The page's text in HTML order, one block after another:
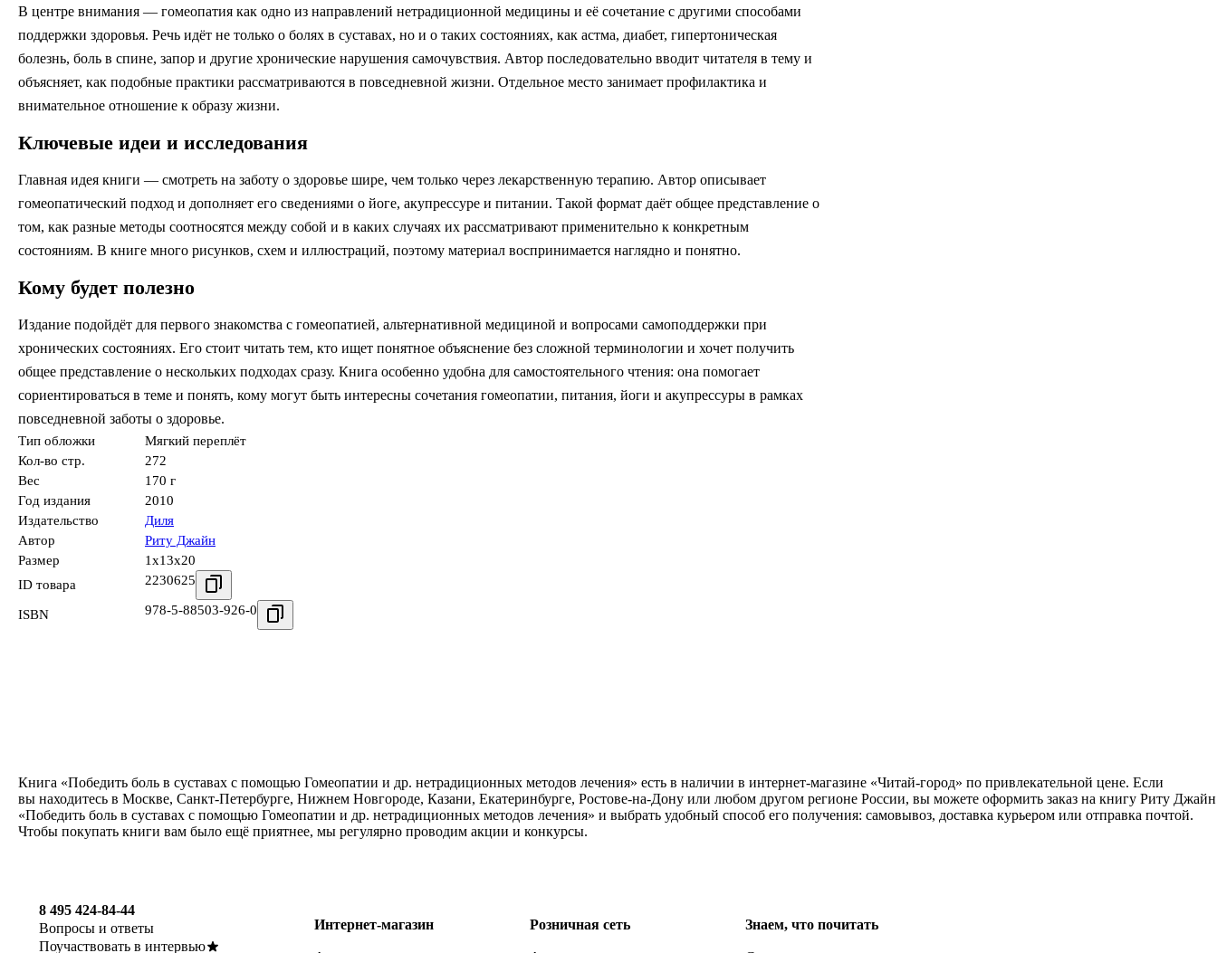
В центре внимания — гомеопатия как одно из направлений нетрадиционной медицины и её сочетание с другими способами
поддержки здоровья. Речь идёт не только о болях в суставах, но и о таких состояниях, как астма, диабет, гипертоническая
болезнь, боль в спине, запор и другие хронические нарушения самочувствия. Автор последовательно вводит читателя в тему и
объясняет, как подобные практики рассматриваются в повседневной жизни. Отдельное место занимает профилактика и
внимательное отношение к образу жизни.
Ключевые идеи и исследования
Главная идея книги — смотреть на заботу о здоровье шире, чем только через лекарственную терапию. Автор описывает
гомеопатический подход и дополняет его сведениями о йоге, акупрессуре и питании. Такой формат даёт общее представление о
том, как разные методы соотносятся между собой и в каких случаях их рассматривают применительно к конкретным
состояниям. В книге много рисунков, схем и иллюстраций, поэтому материал воспринимается наглядно и понятно.
Кому будет полезно
Издание подойдёт для первого знакомства с гомеопатией, альтернативной медициной и вопросами самоподдержки при
хронических состояниях. Его стоит читать тем, кто ищет понятное объяснение без сложной терминологии и хочет получить
общее представление о нескольких подходах сразу. Книга особенно удобна для самостоятельного чтения: она помогает
сориентироваться в теме и понять, кому могут быть интересны сочетания гомеопатии, питания, йоги и акупрессуры в рамках
повседневной заботы о здоровье.
Тип обложки
Мягкий переплёт
Кол-во стр.
272
Вес
170 г
Год издания
2010
Издательство
Диля
Автор
Риту Джайн
Размер
1x13x20
ID товара
2230625
ISBN 978-5-88503-926-0
Книга «Победить боль в суставах с помощью Гомеопатии и др. нетрадиционных методов лечения» есть в наличии в интернет-магазине «Читай-город» по привлекательной цене. Если
вы находитесь в Москве, Санкт-Петербурге, Нижнем Новгороде, Казани, Екатеринбурге, Ростове-на-Дону или любом другом регионе России, вы можете оформить заказ на книгу Риту Джайн
«Победить боль в суставах с помощью Гомеопатии и др. нетрадиционных методов лечения» и выбрать удобный способ его получения: самовывоз, доставка курьером или отправка почтой.
Чтобы покупать книги вам было ещё приятнее, мы регулярно проводим акции и конкурсы.
8 495 424-84-44
Вопросы и ответы
Поучаствовать в интервью
Интернет-магазин Розничная сеть Знаем, что почитать